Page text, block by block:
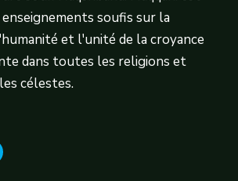
soufis sur la
et l'unité de la croyance
dans toutes les religions et
célestes.